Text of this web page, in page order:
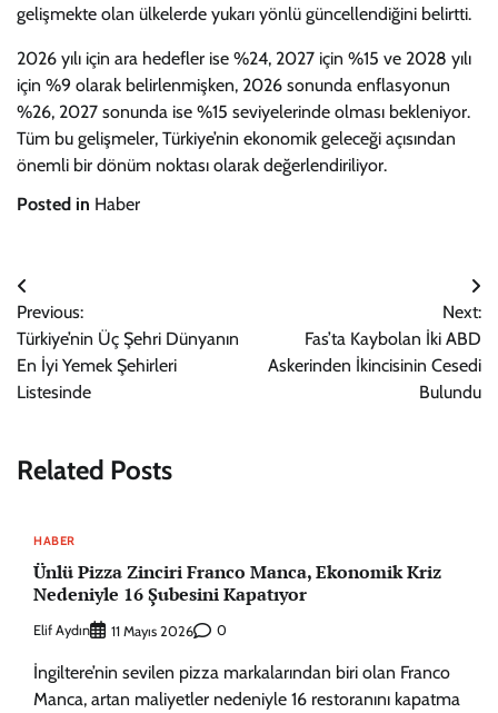
gelişmekte olan ülkelerde yukarı yönlü güncellendiğini belirtti.
2026 yılı için ara hedefler ise %24, 2027 için %15 ve 2028 yılı
için %9 olarak belirlenmişken, 2026 sonunda enflasyonun
%26, 2027 sonunda ise %15 seviyelerinde olması bekleniyor.
Tüm bu gelişmeler, Türkiye’nin ekonomik geleceği açısından
önemli bir dönüm noktası olarak değerlendiriliyor.
Posted in Haber
Yazı
gezinmesi
Previous:
Türkiye’nin Üç Şehri Dünyanın
En İyi Yemek Şehirleri
Listesinde
Next:
Fas’ta Kaybolan İki ABD
Askerinden İkincisinin Cesedi
Bulundu
Related Posts
HABER
Ünlü Pizza Zinciri Franco Manca, Ekonomik Kriz
Nedeniyle 16 Şubesini Kapatıyor
Elif Aydın 11 Mayıs 2026 0
İngiltere’nin sevilen pizza markalarından biri olan Franco
Manca, artan maliyetler nedeniyle 16 restoranını kapatma